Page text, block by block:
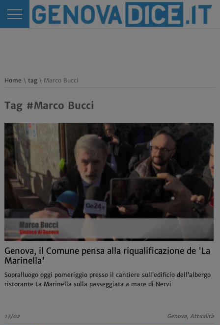
Home \ tag\ Marco Bucci
Tag #Marco Bucci
Genova, il Comune pensa alla riqualificazione de 'La
Marinella'
Sopralluogo oggi pomeriggio presso il cantiere sull’edificio dell’albergo
ristorante La Marinella sulla passeggiata a mare di Nervi
17/02 Genova, Attualità